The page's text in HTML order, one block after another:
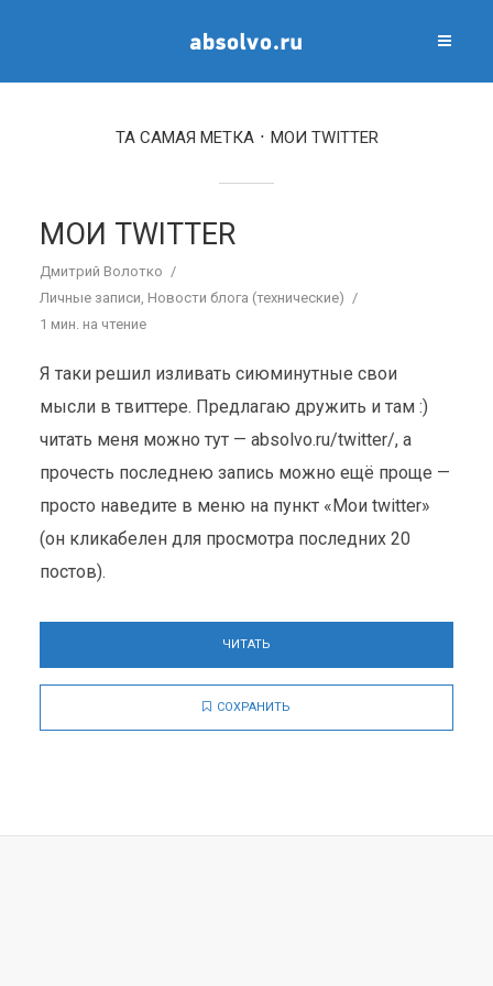
ТА САМАЯ МЕТКА МОИ TWITTER
МОИ TWITTER
Дмитрий Волотко
Личные записи, Новости блога (технические)
1 мин. на чтение
Я таки решил изливать сиюминутные свои
мысли в твиттере. Предлагаю дружить и там :)
читать меня можно тут — absolvo.ru/twitter/, а
прочесть последнею запись можно ещё проще —
просто наведите в меню на пункт «Мои twitter»
(он кликабелен для просмотра последних 20
постов).
ЧИТАТЬ
СОХРАНИТЬ